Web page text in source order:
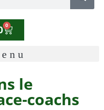
0
le
coachs